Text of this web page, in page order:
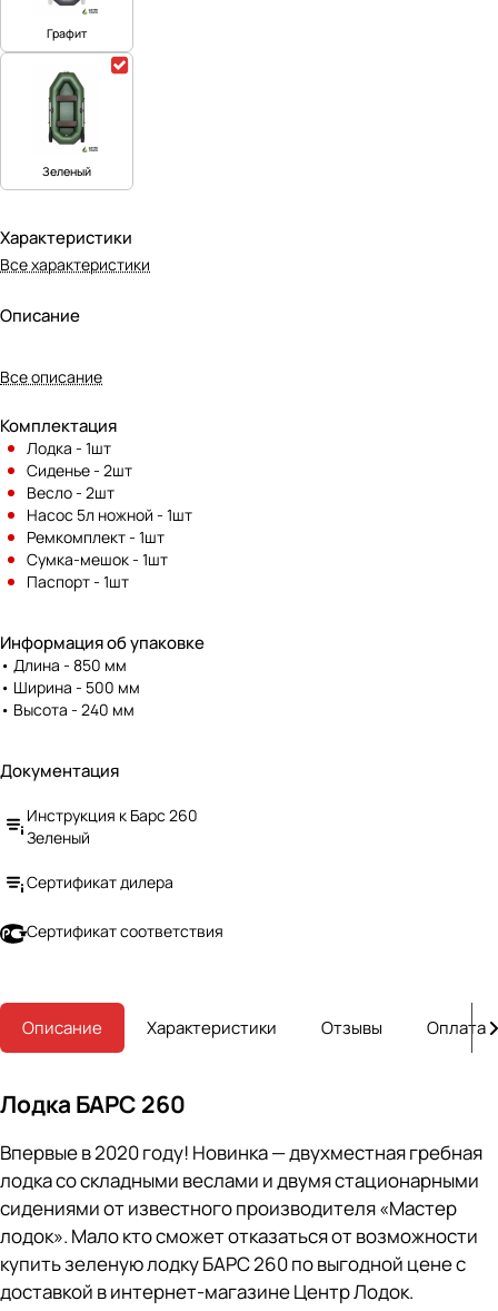
Графит
Зеленый
Характеристики
Все характеристики
Описание
Все описание
Комплектация
Лодка - 1шт
Сиденье - 2шт
Весло - 2шт
Насос 5л ножной - 1шт
Ремкомплект - 1шт
Сумка-мешок - 1шт
Паспорт - 1шт
Информация об упаковке
• Длина - 850 мм
• Ширина - 500 мм
• Высота - 240 мм
Документация
Инструкция к Барс 260
Зеленый
Сертификат дилера
Сертификат соответствия
Описание Характеристики Отзывы Оплата
Лодка БАРС 260
Впервые в 2020 году! Новинка — двухместная гребная
лодка со складными веслами и двумя стационарными
сидениями от известного производителя «Мастер
лодок». Мало кто сможет отказаться от возможности
купить зеленую лодку БАРС 260 по выгодной цене с
доставкой в интернет-магазине Центр Лодок.